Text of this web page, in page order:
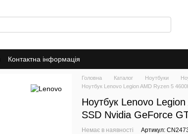
Контактна інформація
Головна Каталог Ноутбуки
Ноутбук Lenovo Legion AMD Ryzen 5
Ноутбук Lenovo
SSD Nvidia GeForce
Немає в наявності Артикул: